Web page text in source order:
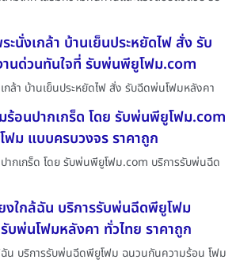
นั่งเกล้า บ้านเย็นประหยัดไฟ สั่ง รับ
นด่วนทันใจที่ รับพ่นพียูโฟม.com
ล้า บ้านเย็นประหยัดไฟ สั่ง รับฉีดพ่นโฟมหลังคา
อนปากเกร็ด โดย รับพ่นพียูโฟม.com
ม แบบครบวงจร ราคาถูก
กเกร็ด โดย รับพ่นพียูโฟม.com บริการรับพ่นฉีด
ใกล้ฉัน บริการรับพ่นฉีดพียูโฟม
บพ่นโฟมหลังคา ทั่วไทย ราคาถูก
น บริการรับพ่นฉีดพียูโฟม ฉนวนกันความร้อน โฟม